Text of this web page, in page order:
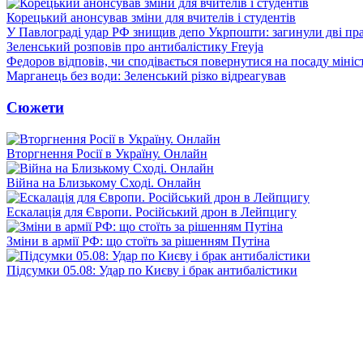
Корецький анонсував зміни для вчителів і студентів
У Павлограді удар РФ знищив депо Укрпошти: загинули дві
Зеленський розповів про антибалістику Freyja
Федоров відповів, чи сподівається повернутися на посаду
Марганець без води: Зеленський різко відреагував
Сюжети
Вторгнення Росії в Україну. Онлайн
Війна на Близькому Сході. Онлайн
Ескалація для Європи. Російський дрон в Лейпцигу
Зміни в армії РФ: що стоїть за рішенням Путіна
Підсумки 05.08: Удар по Києву і брак антибалістики